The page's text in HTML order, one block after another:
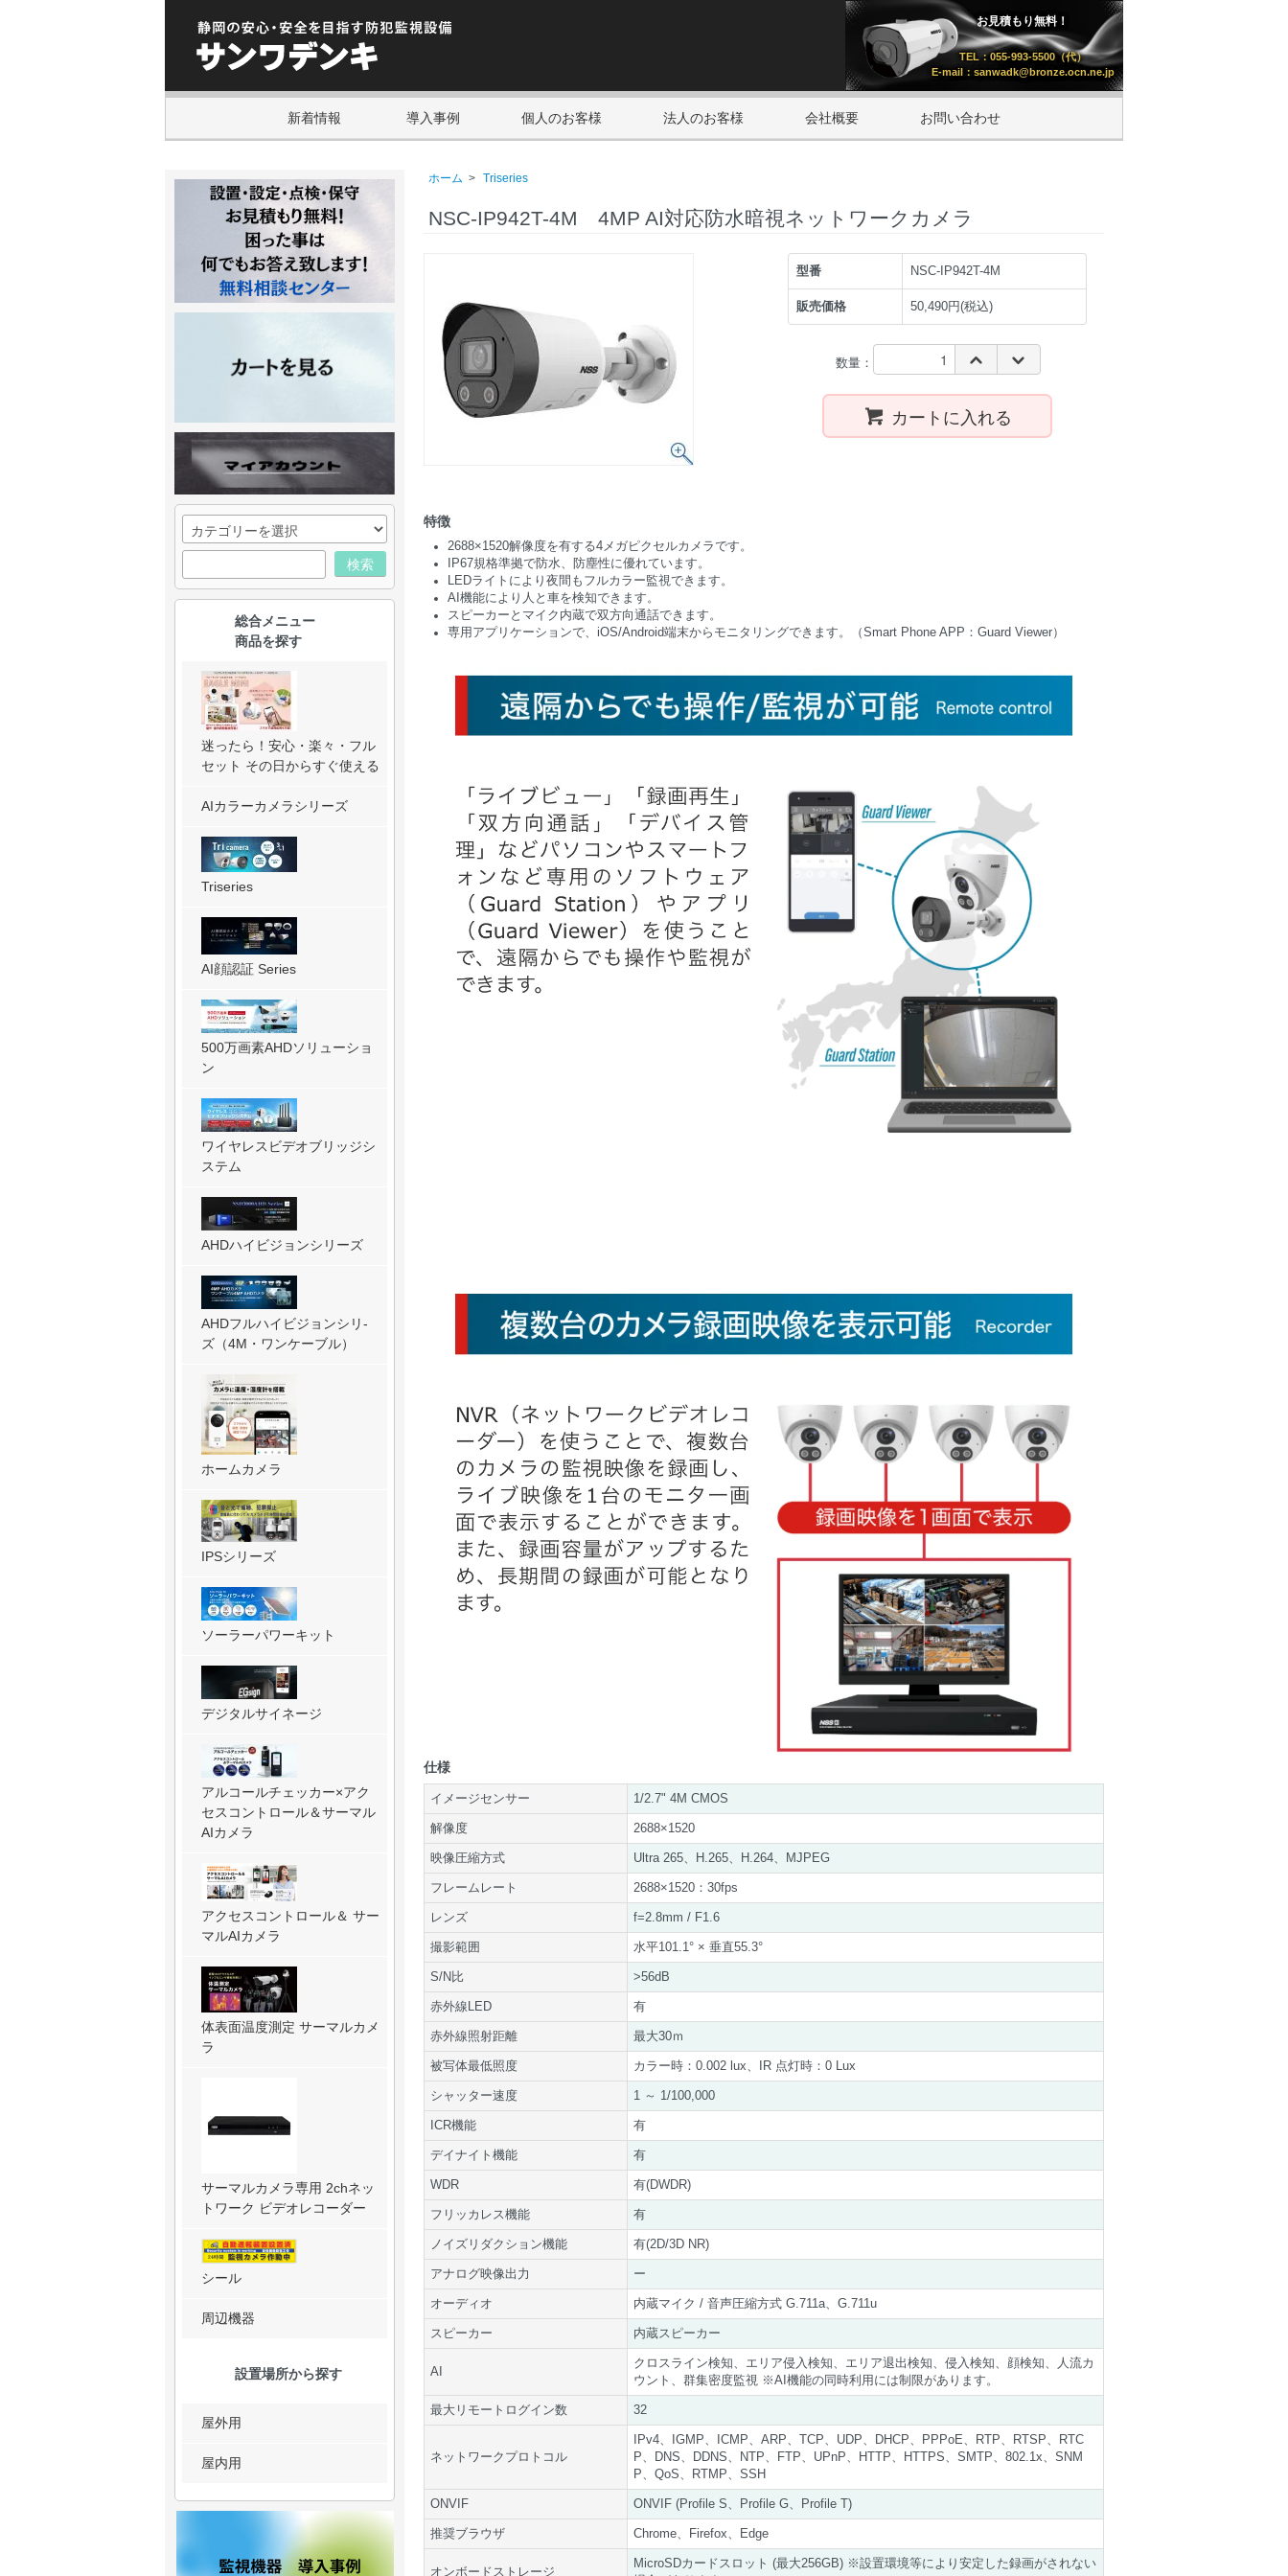
お見積もり無料！
TEL：055-993-5500（代）
E-mail：sanwadk@bronze.ocn.ne.jp
新着情報 導入事例 個人のお客様 法人のお客様 会社概要 お問い合わせ
ホーム > Triseries
NSC-IP942T-4M 4MP AI対応防水暗視ネットワークカメラ
型番 NSC-IP942T-4M
販売価格 50,490円(税込)
数量：
カートに入れる
特徴
2688×1520解像度を有する4メガピクセルカメラです。
IP67規格準拠で防水、防塵性に優れています。
LEDライトにより夜間もフルカラー監視できます。
AI機能により人と車を検知できます。
スピーカーとマイク内蔵で双方向通話できます。
専用アプリケーションで、iOS/Android端末からモニタリングできます。（Smart Phone APP：Guard Viewer）
仕様
イメージセンサー 1/2.7" 4M CMOS
解像度 2688×1520
映像圧縮方式 Ultra 265、H.265、H.264、MJPEG
フレームレート 2688×1520：30fps
レンズ f=2.8mm / F1.6
撮影範囲 水平101.1° × 垂直55.3°
S/N比 >56dB
赤外線LED 有
赤外線照射距離 最大30ｍ
被写体最低照度 カラー時：0.002 lux、IR 点灯時：0 Lux
シャッター速度 1 ～ 1/100,000
ICR機能 有
デイナイト機能 有
WDR 有(DWDR)
フリッカレス機能 有
ノイズリダクション機能 有(2D/3D NR)
アナログ映像出力 ー
オーディオ 内蔵マイク / 音声圧縮方式 G.711a、G.711u
スピーカー 内蔵スピーカー
AI
クロスライン検知、エリア侵入検知、エリア退出検知、侵入検知、顔検知、人流カ
ウント、群集密度監視 ※AI機能の同時利用には制限があります。
最大リモートログイン数 32
ネットワークプロトコル
IPv4、IGMP、ICMP、ARP、TCP、UDP、DHCP、PPPoE、RTP、RTSP、RTC
P、DNS、DDNS、NTP、FTP、UPnP、HTTP、HTTPS、SMTP、802.1x、SNM
P、QoS、RTMP、SSH
ONVIF ONVIF (Profile S、Profile G、Profile T)
推奨ブラウザ Chrome、Firefox、Edge
オンボードストレージ
MicroSDカードスロット (最大256GB) ※設置環境等により安定した録画がされない
検索
総合メニュー
商品を探す
迷ったら！安心・楽々・フル
セット その日からすぐ使える
AIカラーカメラシリーズ
Triseries
AI顔認証 Series
500万画素AHDソリューショ
ン
ワイヤレスビデオブリッジシ
ステム
AHDハイビジョンシリーズ
AHDフルハイビジョンシリ-
ズ（4M・ワンケーブル）
ホームカメラ
IPSシリーズ
ソーラーパワーキット
デジタルサイネージ
アルコールチェッカー×アク
セスコントロール＆サーマル
AIカメラ
アクセスコントロール＆ サー
マルAIカメラ
体表面温度測定 サーマルカメ
ラ
サーマルカメラ専用 2chネッ
トワーク ビデオレコーダー
シール
周辺機器
設置場所から探す
屋外用
屋内用